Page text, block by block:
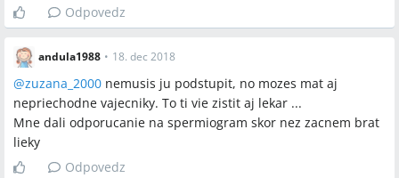
Odpovedz
andula1988 • 18. dec 2018
@zuzana_2000 nemusis ju podstupit, no mozes mat aj
nepriechodne vajecniky. To ti vie zistit aj lekar ...
Mne dali odporucanie na spermiogram skor nez zacnem brat
lieky
Odpovedz